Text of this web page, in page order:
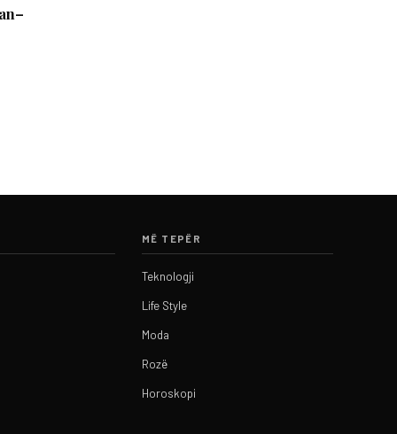
MË TEPËR
Teknologji
Life Style
Moda
Rozë
Horoskopi